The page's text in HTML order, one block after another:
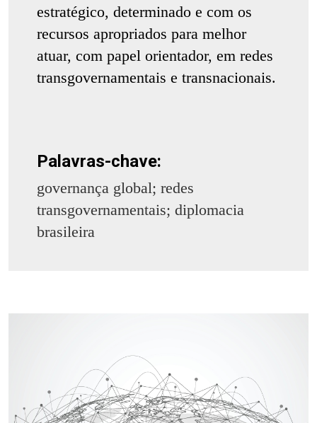
estratégico, determinado e com os
recursos apropriados para melhor
atuar, com papel orientador, em redes
transgovernamentais e transnacionais.
Palavras-chave:
governança global; redes
transgovernamentais; diplomacia
brasileira